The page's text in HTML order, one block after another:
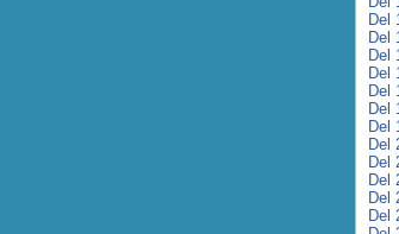
Del
Del
Del
Del
Del
Del
Del
Del
Del
Del
Del
Del